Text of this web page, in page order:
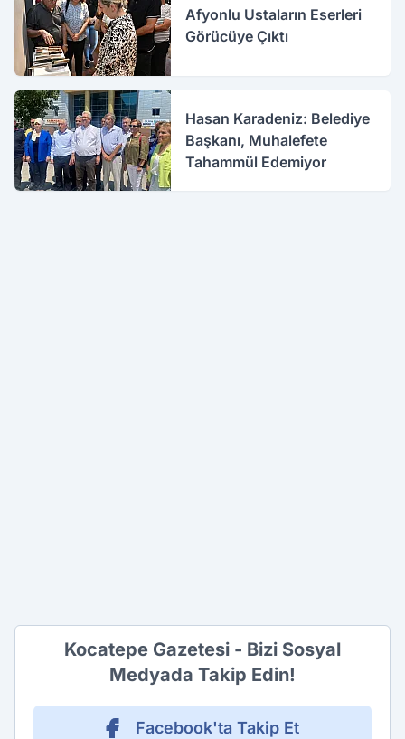
Afyonlu Ustaların Eserleri
Görücüye Çıktı
Hasan Karadeniz: Belediye
Başkanı, Muhalefete
Tahammül Edemiyor
Kocatepe Gazetesi - Bizi Sosyal
Medyada Takip Edin!
Facebook'ta Takip Et